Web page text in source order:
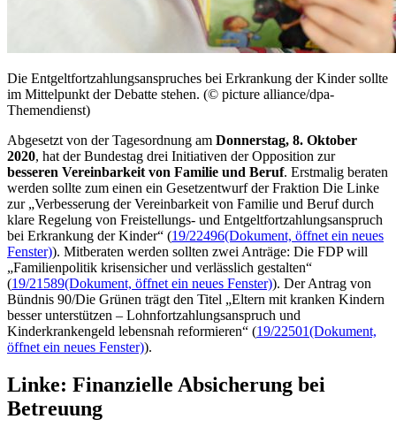
Die Entgeltfortzahlungsanspruches bei Erkrankung der Kinder sollte
im Mittelpunkt der Debatte stehen. (© picture alliance/dpa-
Themendienst)
Abgesetzt von der Tagesordnung am Donnerstag, 8. Oktober
2020, hat der Bundestag drei Initiativen der Opposition zur
besseren Vereinbarkeit von Familie und Beruf. Erstmalig beraten
werden sollte zum einen ein Gesetzentwurf der Fraktion Die Linke
zur „Verbesserung der Vereinbarkeit von Familie und Beruf durch
klare Regelung von Freistellungs- und Entgeltfortzahlungsanspruch
bei Erkrankung der Kinder“ (19/22496(Dokument, öffnet ein neues
Fenster)). Mitberaten werden sollten zwei Anträge: Die FDP will
„Familienpolitik krisensicher und verlässlich gestalten“
(19/21589(Dokument, öffnet ein neues Fenster)). Der Antrag von
Bündnis 90/Die Grünen trägt den Titel „Eltern mit kranken Kindern
besser unterstützen – Lohnfortzahlungsanspruch und
Kinderkrankengeld lebensnah reformieren“ (19/22501(Dokument,
öffnet ein neues Fenster)).
Linke: Finanzielle Absicherung bei
Betreuung